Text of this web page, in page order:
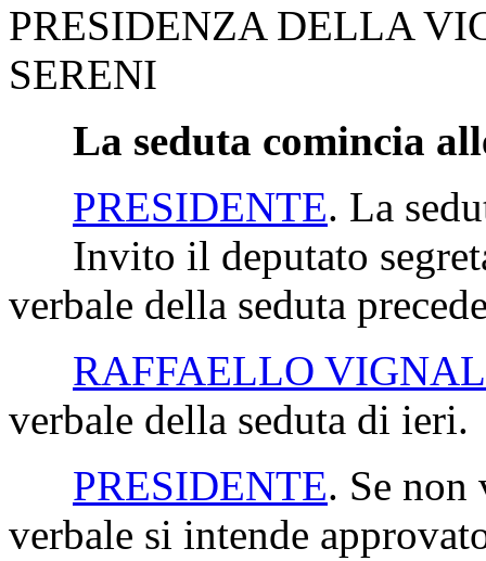
PRESIDENZA DELLA
SERENI
La seduta comincia
PRESIDENTE. La
Invito il deputato
verbale della seduta
RAFFAELLO
verbale della seduta di ieri.
PRESIDENTE. Se non
verbale si intende